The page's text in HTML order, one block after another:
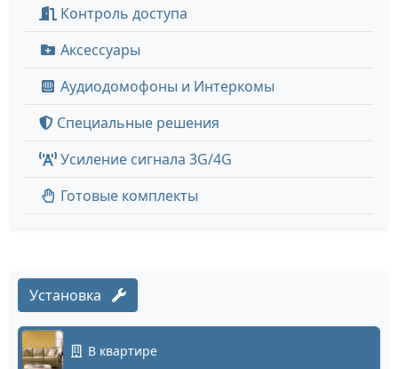
Контроль доступа
Аксессуары
Аудиодомофоны и Интеркомы
Специальные решения
Усиление сигнала 3G/4G
Готовые комплекты
Установка
В квартире